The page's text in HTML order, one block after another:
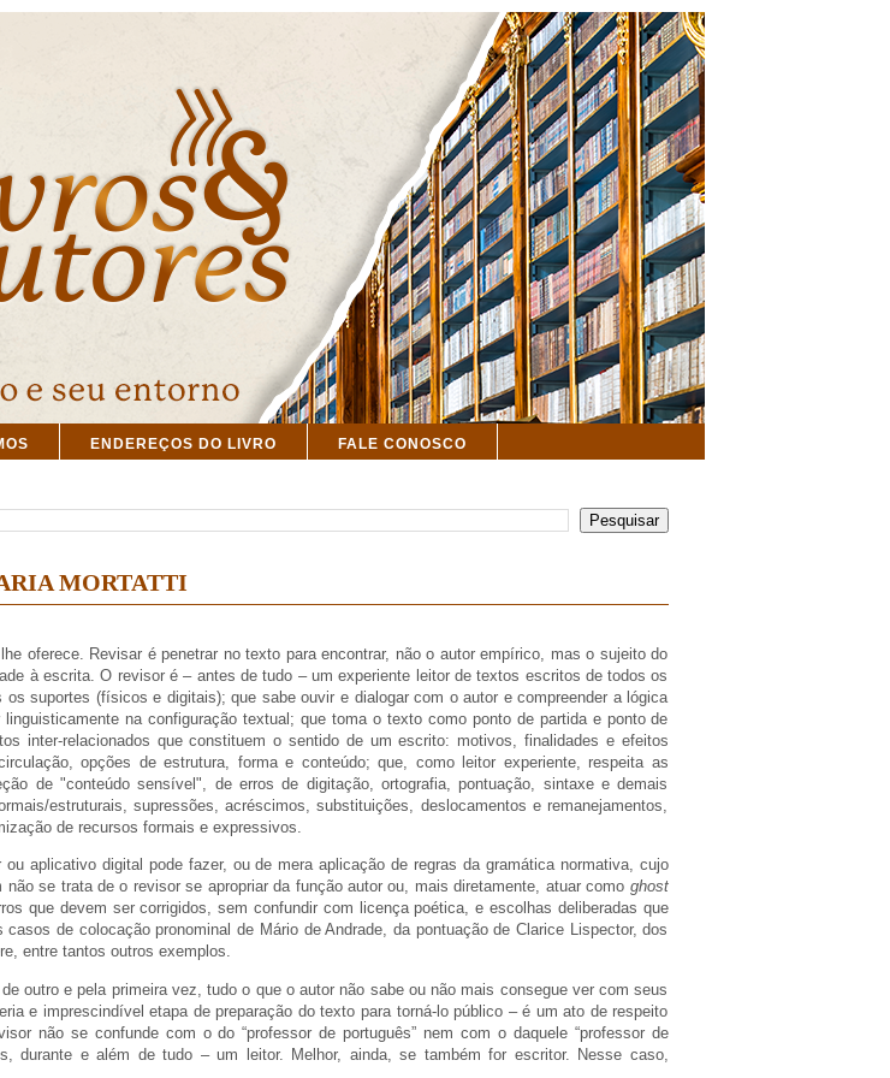
ENDEREÇOS DO LIVRO FALE CONOSCO
MORTATTI
oferece. Revisar é penetrar no texto para encontrar, não o autor empírico, mas o sujeito do
à escrita. O revisor é – antes de tudo – um experiente leitor de textos escritos de todos os
suportes (físicos e digitais); que sabe ouvir e dialogar com o autor e compreender a lógica
na configuração textual; que toma o texto como ponto de partida e ponto de
inter-relacionados que constituem o sentido de um escrito: motivos, finalidades e efeitos
opções de estrutura, forma e conteúdo; que, como leitor experiente, respeita as
de "conteúdo sensível", de erros de digitação, ortografia, pontuação, sintaxe e demais
estruturais, supressões, acréscimos, substituições, deslocamentos e remanejamentos,
de recursos formais e expressivos.
aplicativo digital pode fazer, ou de mera aplicação de regras da gramática normativa, cujo
se trata de o revisor se apropriar da função autor ou, mais diretamente, atuar como ghost
que devem ser corrigidos, sem confundir com licença poética, e escolhas deliberadas que
de colocação pronominal de Mário de Andrade, da pontuação de Clarice Lispector, dos
entre tantos outros exemplos.
outro e pela primeira vez, tudo o que o autor não sabe ou não mais consegue ver com seus
e imprescindível etapa de preparação do texto para torná-lo público – é um ato de respeito
não se confunde com o do “professor de português” nem com o daquele “professor de
durante e além de tudo – um leitor. Melhor, ainda, se também for escritor. Nesse caso,